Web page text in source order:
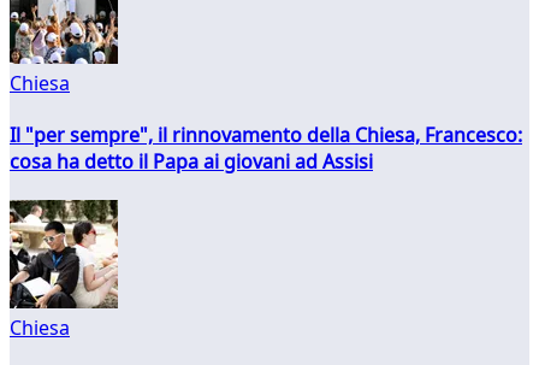
Chiesa
Il "per sempre", il rinnovamento della Chiesa, Francesco:
cosa ha detto il Papa ai giovani ad Assisi
Chiesa